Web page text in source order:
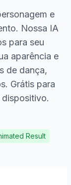
e
Nossa IA
para seu
aparência e
de dança,
Grátis para
Result
Result